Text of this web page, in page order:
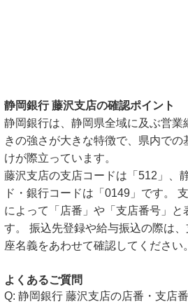
静岡銀行 藤沢支店の確認ポイント
静岡銀行は、静岡県全域に及ぶ営業
きの強さが大きな特徴で、県内で
けが際立っています。
藤沢支店の支店コードは「512」、
ド・銀行コードは「0149」です。
によって「店番」や「支店番号」と
す。 振込先登録や給与振込の際は
座名義をあわせて確認してください。
よくあるご質問
静岡銀行 藤沢支店の店番・支店